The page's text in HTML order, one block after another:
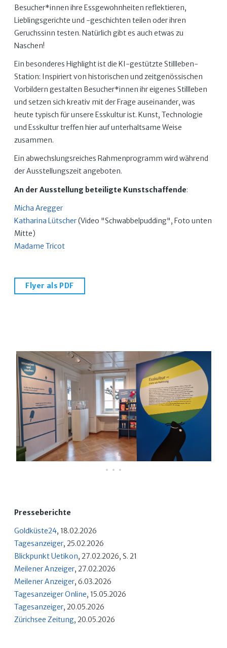
Besucher*innen ihre Essgewohnheiten reflektieren,
Lieblingsgerichte und -geschichten teilen oder ihren
Geruchssinn testen. Natürlich gibt es auch etwas zu
Naschen!
Ein besonderes Highlight ist die KI-gestützte Stillleben-
Station: Inspiriert von historischen und zeitgenössischen
Vorbildern gestalten Besucher*innen ihr eigenes Stillleben
und setzen sich kreativ mit der Frage auseinander, was
heute typisch für unsere Esskultur ist. Kunst, Technologie
und Esskultur treffen hier auf unterhaltsame Weise
zusammen.
Ein abwechslungsreiches Rahmenprogramm wird während
der Ausstellungszeit angeboten.
An der Ausstellung beteiligte Kunstschaffende:
Micha Aregger
Katharina Lütscher(Video "Schwabbelpudding", Foto unten
Mitte)
Madame Tricot
Flyer als PDF
Presseberichte
Goldküste24, 18.02.2026
Tagesanzeiger, 25.02.2026
Blickpunkt Uetikon, 27.02.2026, S. 21
Meilener Anzeiger, 27.02.2026
Meilener Anzeiger, 6.03.2026
Tagesanzeiger Online, 15.05.2026
Tagesanzeiger, 20.05.2026
Zürichsee Zeitung, 20.05.2026